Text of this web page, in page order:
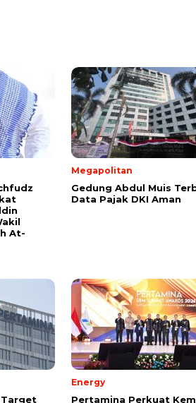
At-
Megapolitan
Gedung Abdul Muis
Data Pajak DKI Aman
Target
Energy
Pertamina Perkuat